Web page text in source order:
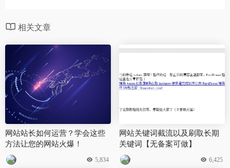
相关文章
网站站长如何运营？学会这些
方法让您的网站火爆！
5,834
网站关键词截流以及刷取长期
关键词【无备案可做】
6,425